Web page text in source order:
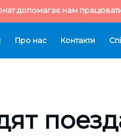
допомагає нам працювати
Про нас Контакти